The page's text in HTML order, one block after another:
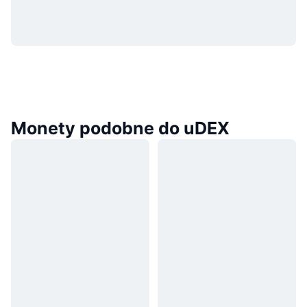
Monety podobne do uDEX